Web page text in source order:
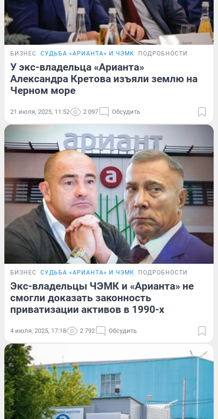
БИЗНЕС СУДЬБА «АРИАНТА» И ЧЭМК ПОДРОБНОСТИ
У экс-владельца «Арианта»
Александра Кретова изъяли землю на
Черном море
21 июля, 2025, 11:52 2 097 Обсудить
БИЗНЕС СУДЬБА «АРИАНТА» И ЧЭМК ПОДРОБНОСТИ
Экс-владельцы ЧЭМК и «Арианта» не
смогли доказать законность
приватизации активов в 1990-х
4 июля, 2025, 17:18 2 792 Обсудить